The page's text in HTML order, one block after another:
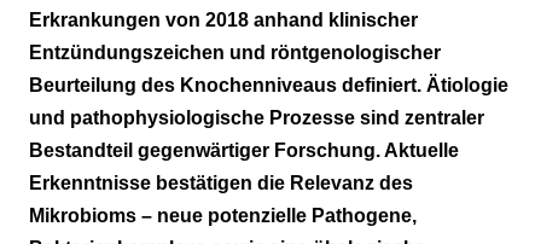
Submuköse Bakterien-Komplexe
Dysbiose: Ursache oder Folge?
Zusammenfassung und Einordnung
Erkrankungen von 2018 anhand klinischer
Entzündungszeichen und röntgenologischer
Beurteilung des Knochenniveaus definiert. Ätiologie
und pathophysiologische Prozesse sind zentraler
Bestandteil gegenwärtiger Forschung. Aktuelle
Erkenntnisse bestätigen die Relevanz des
Mikrobioms – neue potenzielle Pathogene,